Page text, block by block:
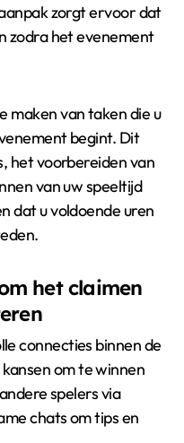
zorgt ervoor dat
zodra het evenement
maken van taken die u
begint. Dit
het voorbereiden van
van uw speeltijd
dat u voldoende uren
het claimen
connecties binnen de
om te winnen
spelers via
chats om tips en